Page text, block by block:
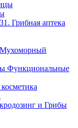
31. Грибная аптека
Мухоморный
Функциональные
и Грибы